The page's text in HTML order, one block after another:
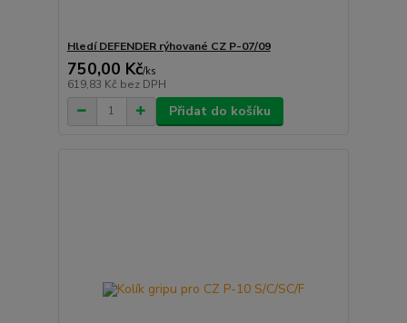
Hledí DEFENDER rýhované CZ P-07/09
750,00 Kč/ks
619,83 Kč bez DPH
Přidat do košíku